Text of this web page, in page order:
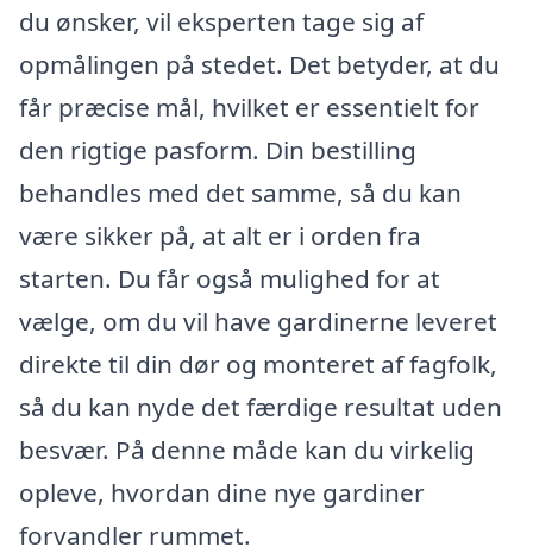
du ønsker, vil eksperten tage sig af
opmålingen på stedet. Det betyder, at du
får præcise mål, hvilket er essentielt for
den rigtige pasform. Din bestilling
behandles med det samme, så du kan
være sikker på, at alt er i orden fra
starten. Du får også mulighed for at
vælge, om du vil have gardinerne leveret
direkte til din dør og monteret af fagfolk,
så du kan nyde det færdige resultat uden
besvær. På denne måde kan du virkelig
opleve, hvordan dine nye gardiner
forvandler rummet.